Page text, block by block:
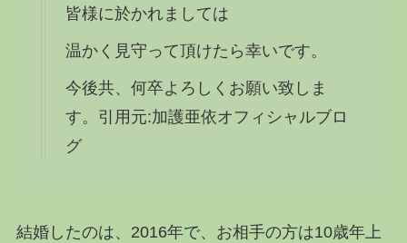
皆様に於かれましては
温かく見守って頂けたら幸いです。
今後共、何卒よろしくお願い致しま
す。引用元:加護亜依オフィシャルブロ
グ
結婚したのは、2016年で、お相手の方は10歳年上